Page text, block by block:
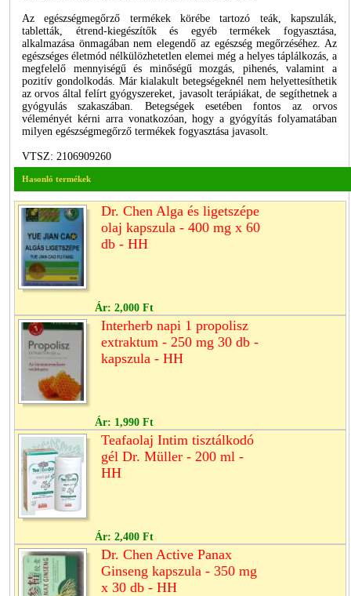
Az egészségmegőrző termékek körébe tartozó teák, kapszulák,
tabletták, étrend-kiegészítők és egyéb termékek fogyasztása,
alkalmazása önmagában nem elegendő az egészség megőrzéséhez. Az
egészséges életmód nélkülözhetetlen elemei még a helyes táplálkozás, a
megfelelő mennyiségű és minőségű mozgás, pihenés, valamint a
pozitív gondolkodás. Már kialakult betegségeknél nem helyettesíthetik
az orvos által felírt gyógyszereket, javasolt terápiákat, de segíthetnek a
gyógyulás szakaszában. Betegségek esetében fontos az orvos
véleményét kérni arra vonatkozóan, hogy a gyógyítás folyamatában
milyen egészségmegőrző termékek fogyasztása javasolt.
VTSZ: 2106909260
Hasonló termékek
Dr. Chen Alga és ligetszépe
olaj kapszula - 400 mg x 60
db - HH
Ár: 2,000 Ft
Interherb napi 1 propolisz
extraktum - 250 mg 30 db -
kapszula - HH
Ár: 1,990 Ft
Teafaolaj Intim tisztálkodó
gél Dr. Müller - 200 ml -
HH
Ár: 2,400 Ft
Dr. Chen Active Panax
Ginseng kapszula - 350 mg
x 30 db - HH